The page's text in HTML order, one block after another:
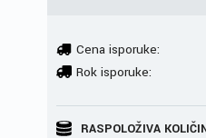
Cena isporuke:
Rok isporuke:
RASPOLOŽIVA